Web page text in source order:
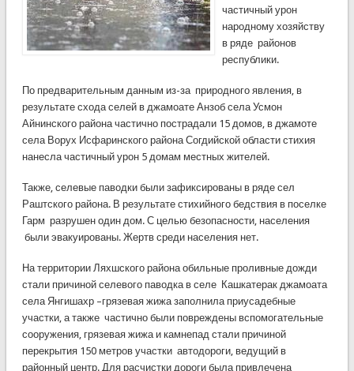
частичный урон
народному хозяйству
в ряде районов
республики.
По предварительным данным из-за природного явления, в
результате схода селей в джамоате Анзоб села Усмон
Айнинского района частично пострадали 15 домов, в джамоте
села Ворух Исфаринского района Согдийской области стихия
нанесла частичный урон 5 домам местных жителей.
Также, селевые паводки были зафиксированы в ряде сел
Раштского района. В результате стихийного бедствия в поселке
Гарм разрушен один дом. С целью безопасности, населения
были эвакуированы. Жертв среди населения нет.
На территории Ляхшского района обильные проливные дожди
стали причиной селевого паводка в селе Кашкатерак джамоата
села Янгишахр –грязевая жижа заполнила приусадебные
участки, а также частично были повреждены вспомогательные
сооружения, грязевая жижа и камнепад стали причиной
перекрытия 150 метров участки автодороги, ведущий в
районный центр. Для расчистки дороги была привлечена